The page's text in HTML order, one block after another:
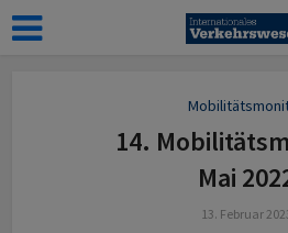
14.
Mai
13. Februar